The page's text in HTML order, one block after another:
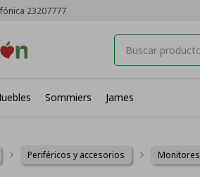
Sommiers James
23207777
Periféricos y accesorios Monitores